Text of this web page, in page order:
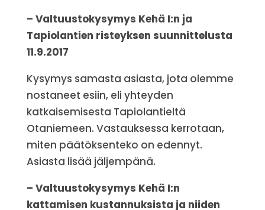
– Valtuustokysymys Kehä I:n ja
Tapiolantien risteyksen suunnittelusta
11.9.2017
Kysymys samasta asiasta, jota olemme
nostaneet esiin, eli yhteyden
katkaisemisesta Tapiolantieltä
Otaniemeen. Vastauksessa kerrotaan,
miten päätöksenteko on edennyt.
Asiasta lisää jäljempänä.
– Valtuustokysymys Kehä I:n
kattamisen kustannuksista ja niiden